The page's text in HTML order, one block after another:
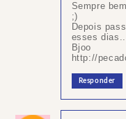
Sempre
;)
Depois
esses
Bjoo
http://
Responder